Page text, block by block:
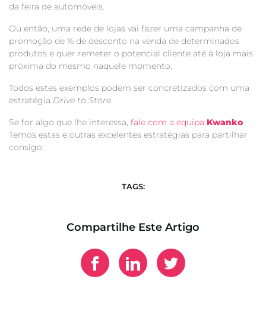
da feira de automóveis.
Ou então, uma rede de lojas vai fazer uma campanha de
promoção de % de desconto na venda de determinados
produtos e quer remeter o potencial cliente até à loja mais
próxima do mesmo naquele momento.
Todos estes exemplos podem ser concretizados com uma
estratégia Drive to Store.
Se for algo que lhe interessa, fale com a equipa Kwanko.
Temos estas e outras excelentes estratégias para partilhar
consigo.
TAGS:
Compartilhe Este Artigo